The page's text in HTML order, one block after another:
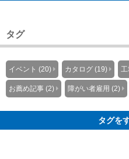
タグ
イベント (20) カタログ (19)
お薦め記事 (2) 障がい者雇用 (2)
タグを